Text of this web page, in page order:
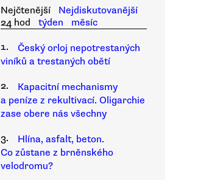
Nejčtenější
Nejdiskutovanější
24 hod
týden
měsíc
1.
Český orloj nepotrestaných
viníků a trestaných obětí
2.
Kapacitní mechanismy
a peníze z rekultivací. Oligarchie
zase obere nás všechny
3.
Hlína, asfalt, beton.
Co zůstane z brněnského
velodromu?